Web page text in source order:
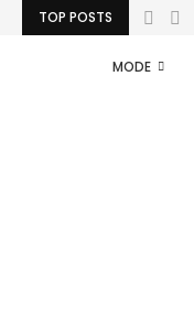
TOP POSTS
MODE